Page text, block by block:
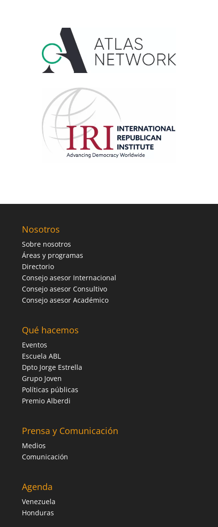
Nosotros
Sobre nosotros
Áreas y programas
Directorio
Consejo asesor Internacional
Consejo asesor Consultivo
Consejo asesor Académico
Qué hacemos
Eventos
Escuela ABL
Dpto Jorge Estrella
Grupo Joven
Políticas públicas
Premio Alberdi
Prensa y Comunicación
Medios
Comunicación
Agenda
Venezuela
Honduras